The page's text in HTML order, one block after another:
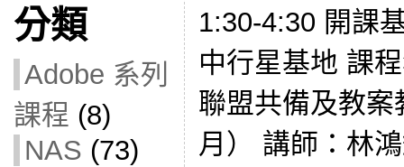
分類
Adobe 系列
課程 (8)
NAS (73)
1:30-4:30 開課
中行星基地 課
聯盟共備及教
月） 講師：林